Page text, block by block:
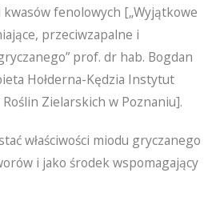
fenolowych [„Wyjątkowe
przeciwzapalne i
prof. dr hab. Bogdan
Hołderna-Kędzia Instytut
Zielarskich w Poznaniu].
właściwości miodu gryczanego
i jako środek wspomagający